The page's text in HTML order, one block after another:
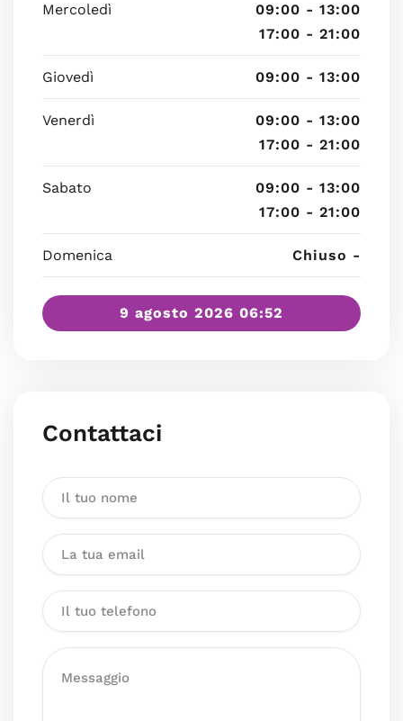
Mercoledì
09:00 - 13:00
17:00 - 21:00
Giovedì 09:00 - 13:00
Venerdì
09:00 - 13:00
17:00 - 21:00
Sabato
09:00 - 13:00
17:00 - 21:00
Domenica Chiuso -
9 agosto 2026 06:52
Contattaci